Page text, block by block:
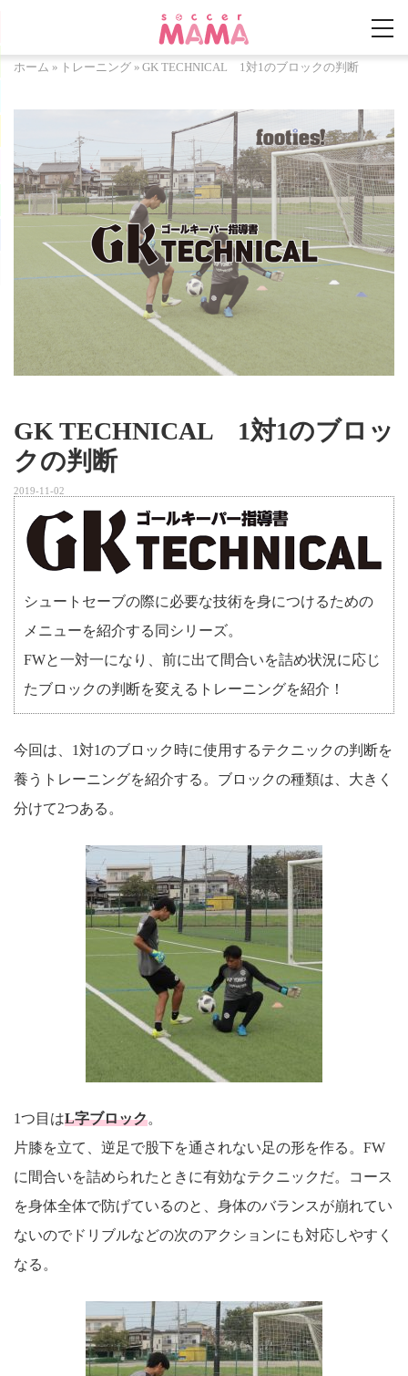
ホーム » トレーニング » GK TECHNICAL 1対1のブロックの判断
GK TECHNICAL 1対1のブロッ
クの判断
2019-11-02
シュートセーブの際に必要な技術を身につけるための
メニューを紹介する同シリーズ。
FWと一対一になり、前に出て間合いを詰め状況に応じ
たブロックの判断を変えるトレーニングを紹介！
今回は、1対1のブロック時に使用するテクニックの判断を
養うトレーニングを紹介する。ブロックの種類は、大きく
分けて2つある。
1つ目はL字ブロック。
片膝を立て、逆足で股下を通されない足の形を作る。FW
に間合いを詰められたときに有効なテクニックだ。コース
を身体全体で防げているのと、身体のバランスが崩れてい
ないのでドリブルなどの次のアクションにも対応しやすく
なる。